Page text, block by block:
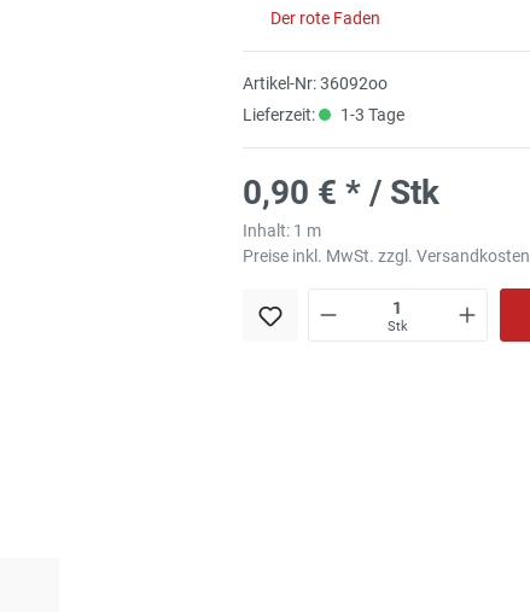
Der rote Faden
Artikel-Nr:36092oo
Lieferzeit:
1-3 Tage
0,90 € * / Stk
Inhalt: 1 m
Preise inkl. MwSt. zzgl. Versandkosten
Stk